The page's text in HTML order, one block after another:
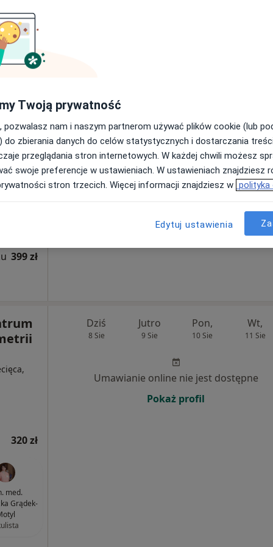
320 zł
399 zł
Dziś
8 Sie
Jutro
9 Sie
Pon,
10 Sie
Wt,
11 Sie
Umawianie online nie jest dostępne
320 zł
med.
Grądek-
Dziś
8 Sie
Jutro
9 Sie
Pon,
10 Sie
Wt,
11 Sie
Umawianie online nie jest dostępne
Pokaż profil
Twoją prywatność
pozwalasz nam i naszym partnerom używać plików cookie (lub
do zbierania danych do celów statystycznych i dostarczania
przeglądania stron internetowych. W każdej chwili możesz
swoje preferencje w ustawieniach. W ustawieniach znajdziesz
stron trzecich. Więcej informacji znajdziesz w polityka
Edytuj ustawienia